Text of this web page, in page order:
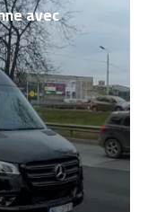
avec